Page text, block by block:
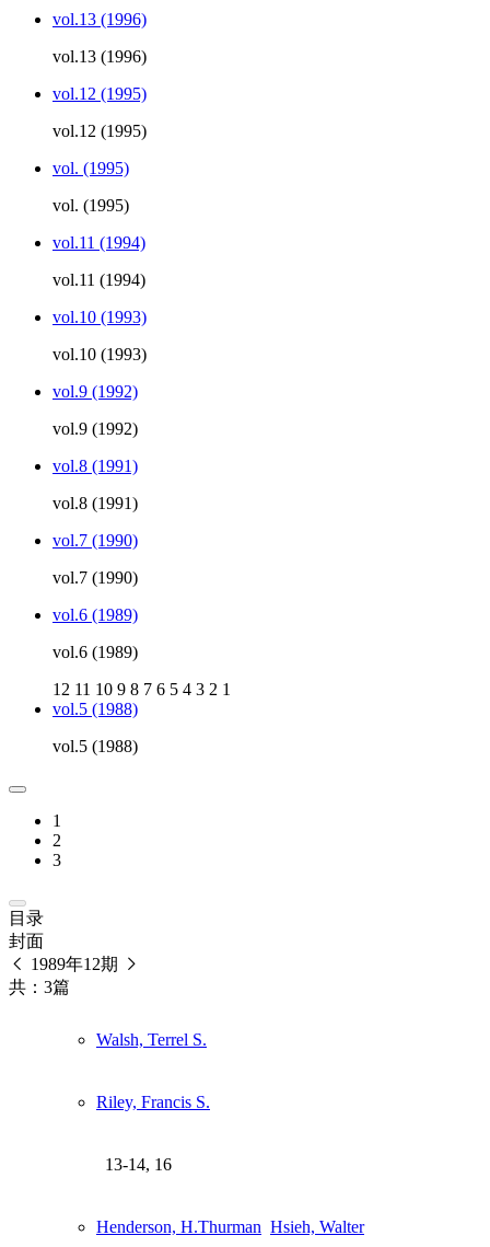
vol.13 (1996)
vol.13 (1996)
vol.12 (1995)
vol.12 (1995)
vol. (1995)
vol. (1995)
vol.11 (1994)
vol.11 (1994)
vol.10 (1993)
vol.10 (1993)
vol.9 (1992)
vol.9 (1992)
vol.8 (1991)
vol.8 (1991)
vol.7 (1990)
vol.7 (1990)
vol.6 (1989)
vol.6 (1989)
12 11 10 9 8 7 6 5 4 3 2 1
vol.5 (1988)
vol.5 (1988)
1
2
3
目录
封面
1989年12期
共：3篇
Walsh, Terrel S.
Riley, Francis S.
13-14, 16
Henderson, H.Thurman Hsieh, Walter